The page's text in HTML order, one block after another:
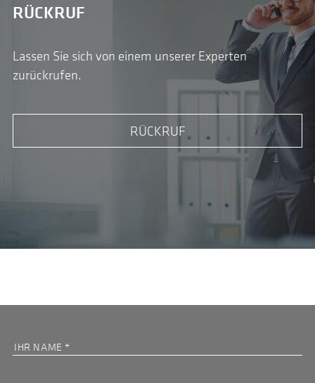
RÜCKRUF
Lassen Sie sich von einem unserer Experten
zurückrufen.
RÜCKRUF
IHR
NAME